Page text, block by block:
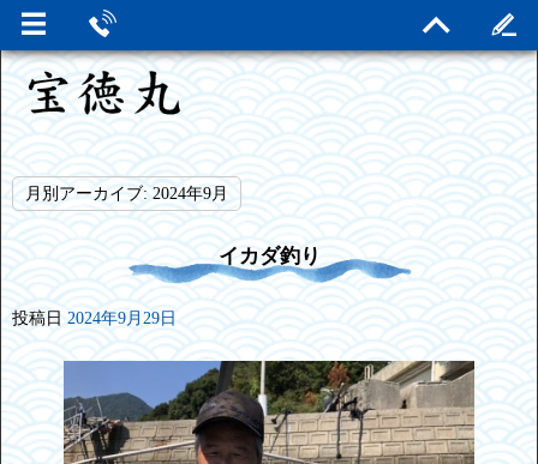
月別アーカイブ:2024年9月
イカダ釣り
投稿日 2024年9月29日